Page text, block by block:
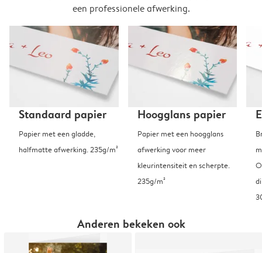
een professionele afwerking.
Standaard papier
Papier met een gladde,
halfmatte afwerking. 235g/m²
Hoogglans papier
Papier met een hoogglans
afwerking voor meer
kleurintensiteit en scherpte.
235g/m²
Anderen bekeken ook